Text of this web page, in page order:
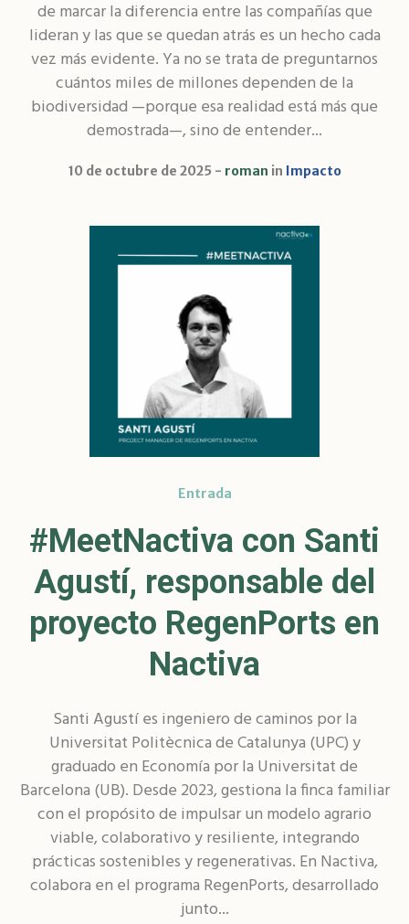
de marcar la diferencia entre las compañías que
lideran y las que se quedan atrás es un hecho cada
vez más evidente. Ya no se trata de preguntarnos
cuántos miles de millones dependen de la
biodiversidad —porque esa realidad está más que
demostrada—, sino de entender...
10 de octubre de 2025 roman in Impacto
Entrada
#MeetNactiva con Santi
Agustí, responsable del
proyecto RegenPorts en
Nactiva
Santi Agustí es ingeniero de caminos por la
Universitat Politècnica de Catalunya (UPC) y
graduado en Economía por la Universitat de
Barcelona (UB). Desde 2023, gestiona la finca familiar
con el propósito de impulsar un modelo agrario
viable, colaborativo y resiliente, integrando
prácticas sostenibles y regenerativas. En Nactiva,
colabora en el programa RegenPorts, desarrollado
junto...